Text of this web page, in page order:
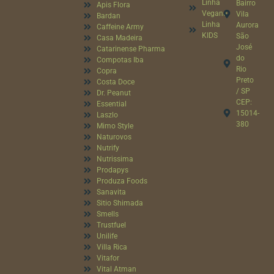
Apis Flora
Bardan
Caffeine Army
Casa Madeira
Catarinense Pharma
Compotas Iba
Copra
Costa Doce
Dr. Peanut
Essential
Laszlo
Mimo Style
Naturovos
Nutrify
Nutrissima
Prodapys
Produza Foods
Sanavita
Sitio Shimada
Smells
Trustfuel
Unilife
Villa Rica
Vitafor
Vital Atman
Linha
Vegana
Linha
KIDS
Bairro
Vila
Aurora
São
José
do
Rio
Preto
/ SP
CEP:
15014-
380